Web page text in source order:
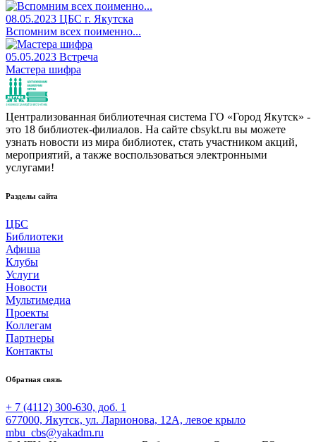
08.05.2023 ЦБС г. Якутска
Вспомним всех поименно...
05.05.2023 Встреча
Мастера шифра
Централизованная библиотечная система ГО «Город Якутск» -
это 18 библиотек-филиалов. На сайте cbsykt.ru вы можете
узнать новости из мира библиотек, стать участником акций,
мероприятий, а также воспользоваться электронными
услугами!
Разделы сайта
ЦБС
Библиотеки
Афиша
Клубы
Услуги
Новости
Мультимедиа
Проекты
Коллегам
Партнеры
Контакты
Обратная связь
+ 7 (4112) 300-630, доб. 1
677000, Якутск, ул. Ларионова, 12А, левое крыло
mbu_cbs@yakadm.ru